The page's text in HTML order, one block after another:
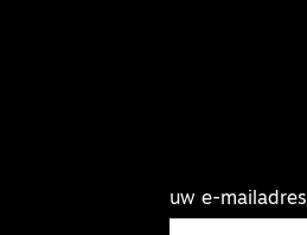
uw e-mailadres